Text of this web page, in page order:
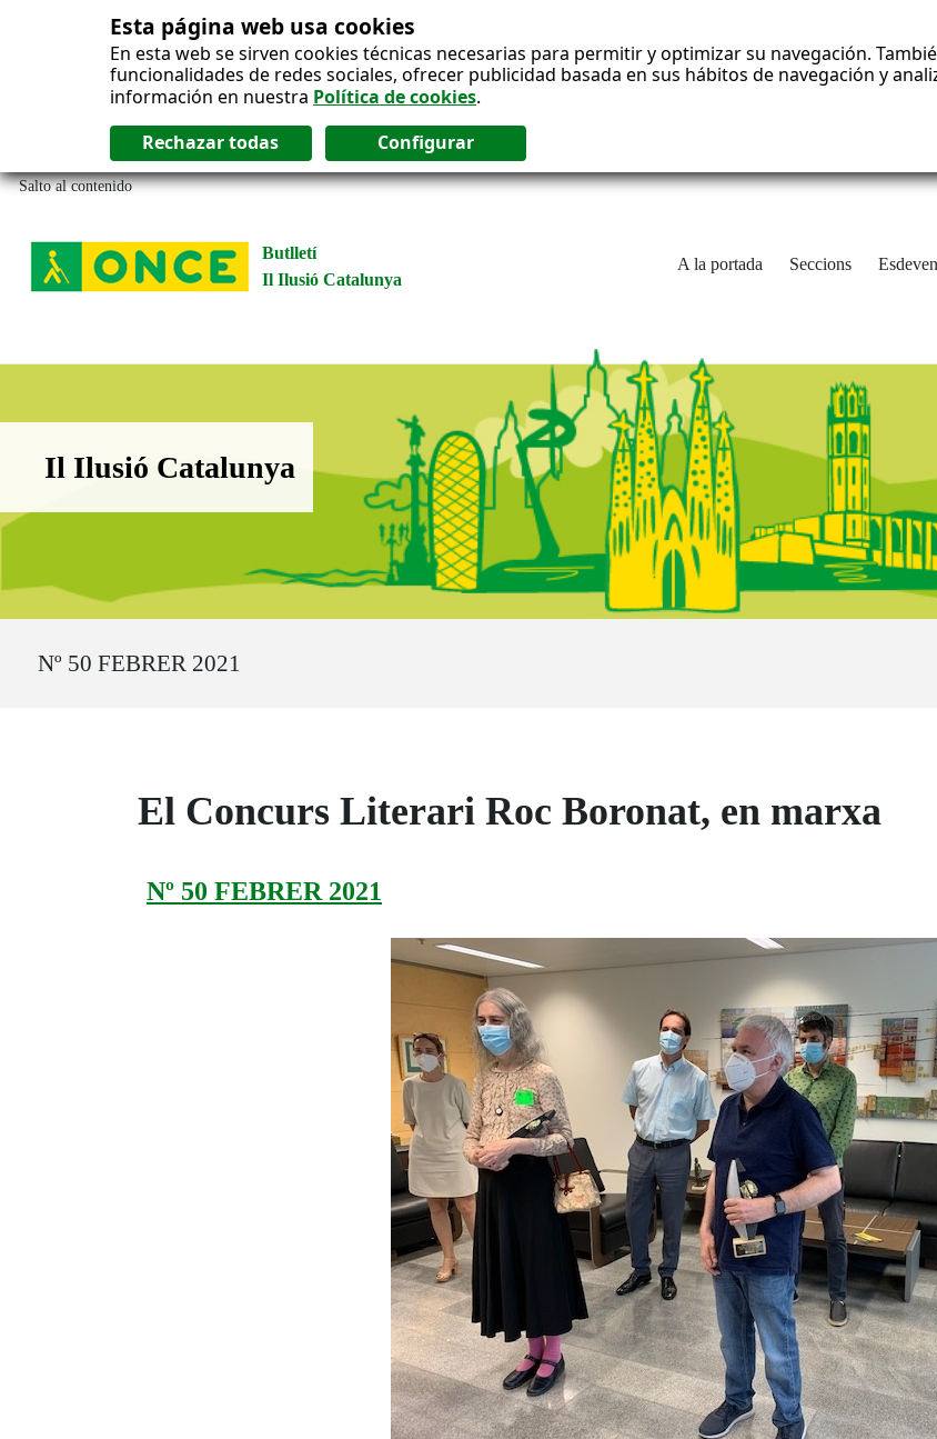
Esta página web usa cookies
En esta web se sirven cookies técnicas necesarias para permitir y optimizar su navegación.
funcionalidades de redes sociales, ofrecer publicidad basada en sus hábitos de navegación y
información en nuestra Política de cookies.
Salto al contenido
Butlletí
Il Ilusió Catalunya
A la portada Seccions
Boletín Il·lusió Catalunya
Il Ilusió Catalunya
Nº 50 FEBRER 2021
El Concurs Literari Roc Boronat, en marxa
Nº 50 FEBRER 2021